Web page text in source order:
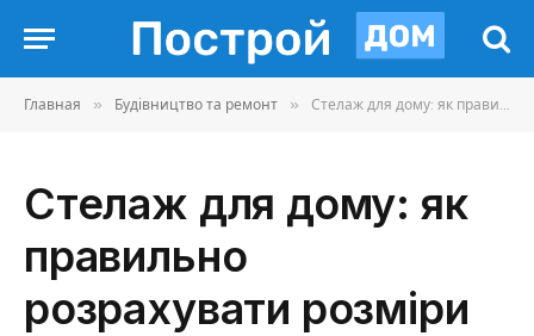
Главная » Будівництво та ремонт » Стелаж для дому: як правильно розрахувати розміри
Стелаж для дому: як
правильно
розрахувати розміри